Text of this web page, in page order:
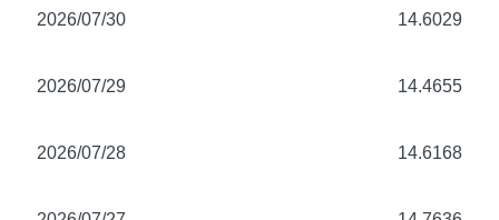
2026/07/30 14.6029
2026/07/29 14.4655
2026/07/28 14.6168